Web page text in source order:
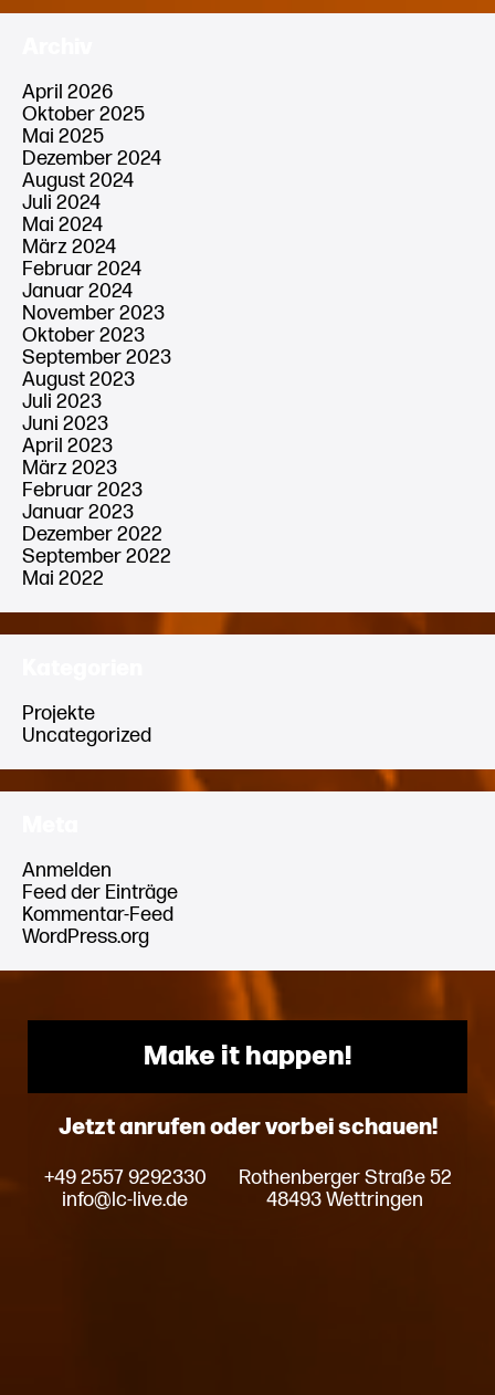
April 2026
Oktober 2025
Mai 2025
Dezember 2024
August 2024
Juli 2024
Mai 2024
März 2024
Februar 2024
Januar 2024
November 2023
Oktober 2023
September 2023
August 2023
Juli 2023
Juni 2023
April 2023
März 2023
Februar 2023
Januar 2023
Dezember 2022
September 2022
Mai 2022
Projekte
Uncategorized
Anmelden
Feed der Einträge
Kommentar-Feed
WordPress.org
Make it happen!
Jetzt anrufen oder vorbei schauen!
+49 2557 9292330
info@lc-live.de
Rothenberger Straße 52
48493 Wettringen